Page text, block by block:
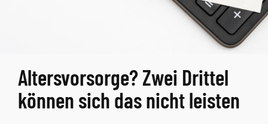
Altersvorsorge? Zwei Drittel
können sich das nicht leisten